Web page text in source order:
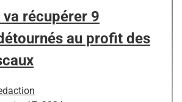
récupérer 9
au profit des